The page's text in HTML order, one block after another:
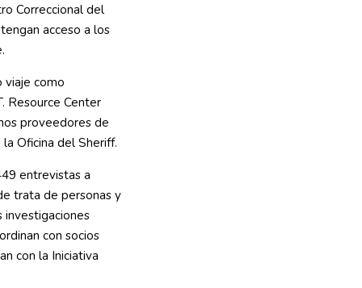
Correccional del
acceso a los
viaje como
Resource Center
proveedores de
Oficina del Sheriff.
entrevistas a
trata de personas y
investigaciones
con socios
con la Iniciativa